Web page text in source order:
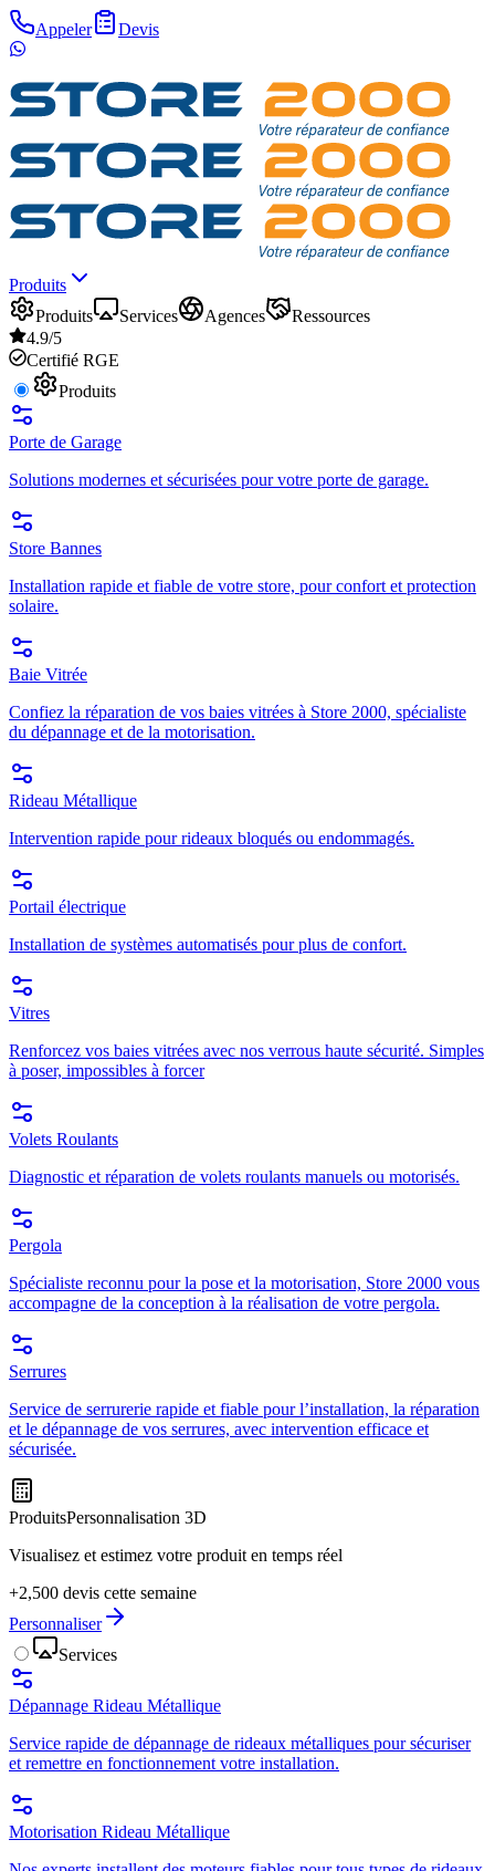
Appeler Devis
Produits
Produits
Services Agences
Ressources
4.9/5
Certifié RGE
Produits
Porte de Garage
Solutions modernes et sécurisées pour votre porte de garage.
Store Bannes
Installation rapide et fiable de votre store, pour confort et protection
solaire.
Baie Vitrée
Confiez la réparation de vos baies vitrées à Store 2000, spécialiste
du dépannage et de la motorisation.
Rideau Métallique
Intervention rapide pour rideaux bloqués ou endommagés.
Portail électrique
Installation de systèmes automatisés pour plus de confort.
Vitres
Renforcez vos baies vitrées avec nos verrous haute sécurité. Simples
à poser, impossibles à forcer
Volets Roulants
Diagnostic et réparation de volets roulants manuels ou motorisés.
Pergola
Spécialiste reconnu pour la pose et la motorisation, Store 2000 vous
accompagne de la conception à la réalisation de votre pergola.
Serrures
Service de serrurerie rapide et fiable pour l’installation, la réparation
et le dépannage de vos serrures, avec intervention efficace et
sécurisée.
ProduitsPersonnalisation 3D
Visualisez et estimez votre produit en temps réel
+2,500 devis cette semaine
Personnaliser
Services
Dépannage Rideau Métallique
Service rapide de dépannage de rideaux métalliques pour sécuriser
et remettre en fonctionnement votre installation.
Motorisation Rideau Métallique